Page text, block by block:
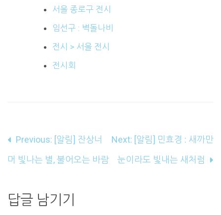
서울 종로구 전시
임선구 : 벽돌나비
전시 > 서울 전시
전시회
글
내
게
Previous: [알림] 잔상너
머 빛나는 별, 불어오는 바람
Next: [알림] 민효경 : 새까만
눈이라도 빛내는 새처럼
답글 남기기